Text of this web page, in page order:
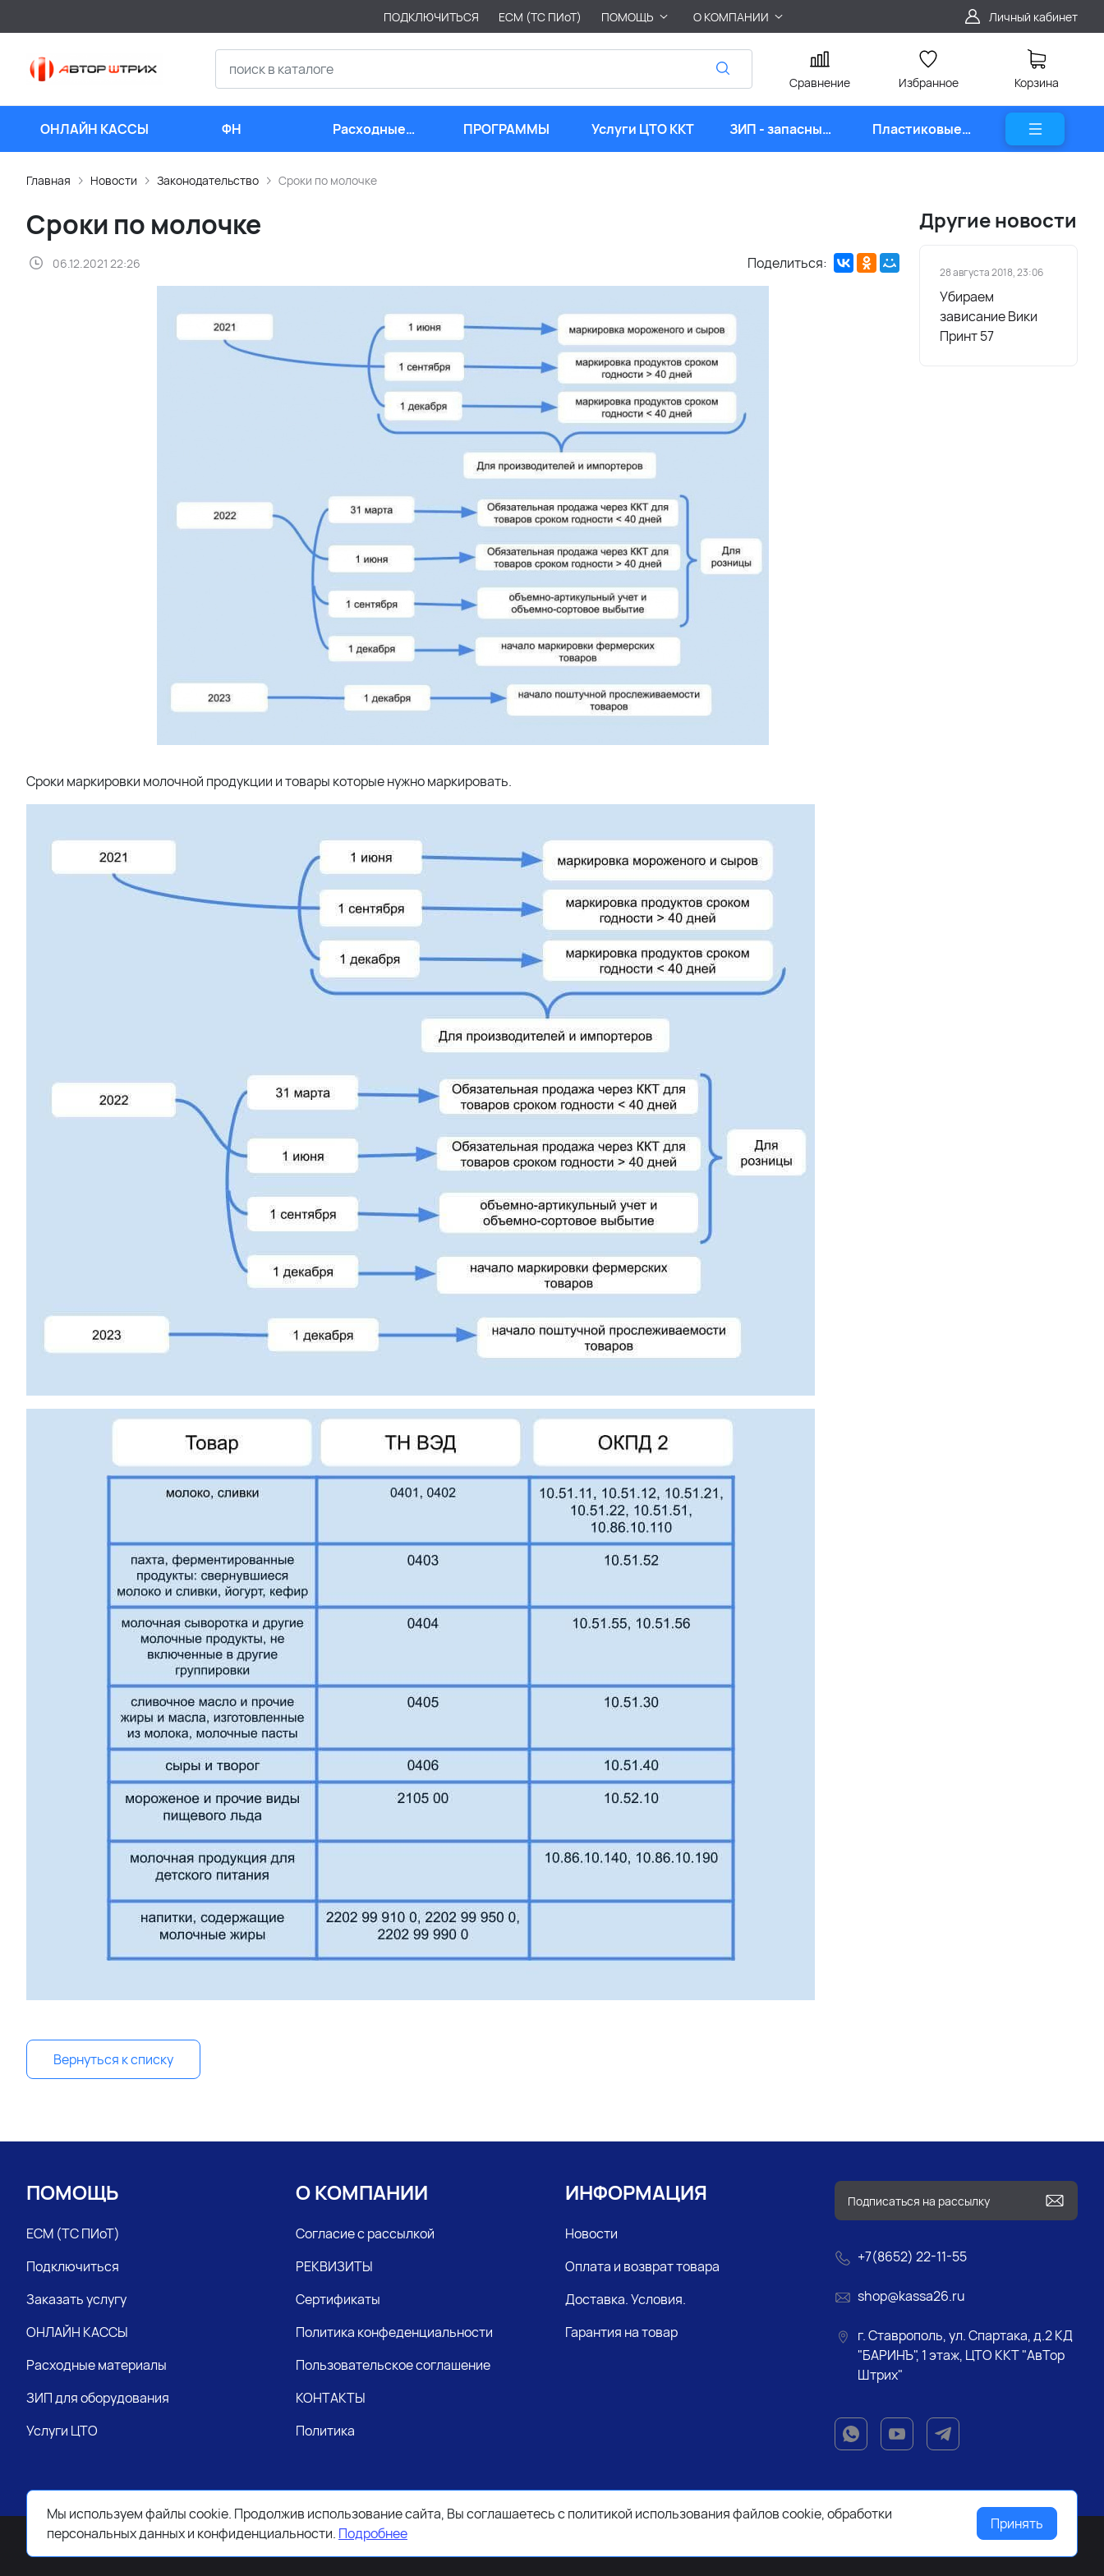
ПОДКЛЮЧИТЬСЯ ЕСМ (ТС ПИоТ) ПОМОЩЬ О КОМПАНИИ Личный кабинет
Сравнение Избранное Корзина
ОНЛАЙН КАССЫ ФН
Расходные
материалы
ПРОГРАММЫ Услуги ЦТО ККТ
ЗИП - запасные
части
Пластиковые
карты
Главная Новости Законодательство Сроки по молочке
Сроки по молочке
06.12.2021 22:26 Поделиться:
Сроки маркировки молочной продукции и товары которые нужно маркировать.
Вернуться к списку
Другие новости
28 августа 2018, 23:06
Убираем
зависание Вики
Принт 57
ПОМОЩЬ
ЕСМ (ТС ПИоТ)
Подключиться
Заказать услугу
ОНЛАЙН КАССЫ
Расходные материалы
ЗИП для оборудования
Услуги ЦТО
+7(8652) 22-11-55
shop@kassa26.ru
г. Ставрополь, ул. Спартака, д.2 КД
"БАРИНЪ", 1 этаж, ЦТО ККТ "АвТор
Штрих"
О КОМПАНИИ
Согласие с рассылкой
РЕКВИЗИТЫ
Сертификаты
Политика конфеденциальности
Пользовательское соглашение
КОНТАКТЫ
Политика
ИНФОРМАЦИЯ
Новости
Оплата и возврат товара
Доставка. Условия.
Гарантия на товар
2026 © Все права защищены. Работает на
Мы используем файлы cookie. Продолжив использование сайта, Вы соглашаетесь с политикой использования файлов cookie, обработки
персональных данных и конфиденциальности. Подробнее
Принять